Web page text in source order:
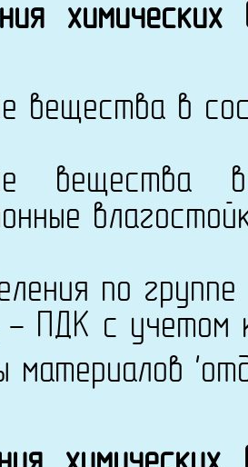
вещества в
вещества
по
- ПДК с учетом
материалов